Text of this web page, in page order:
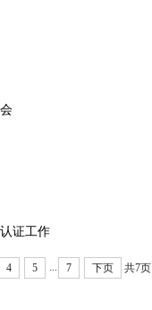
证工作
4 5 7 下页 共7页